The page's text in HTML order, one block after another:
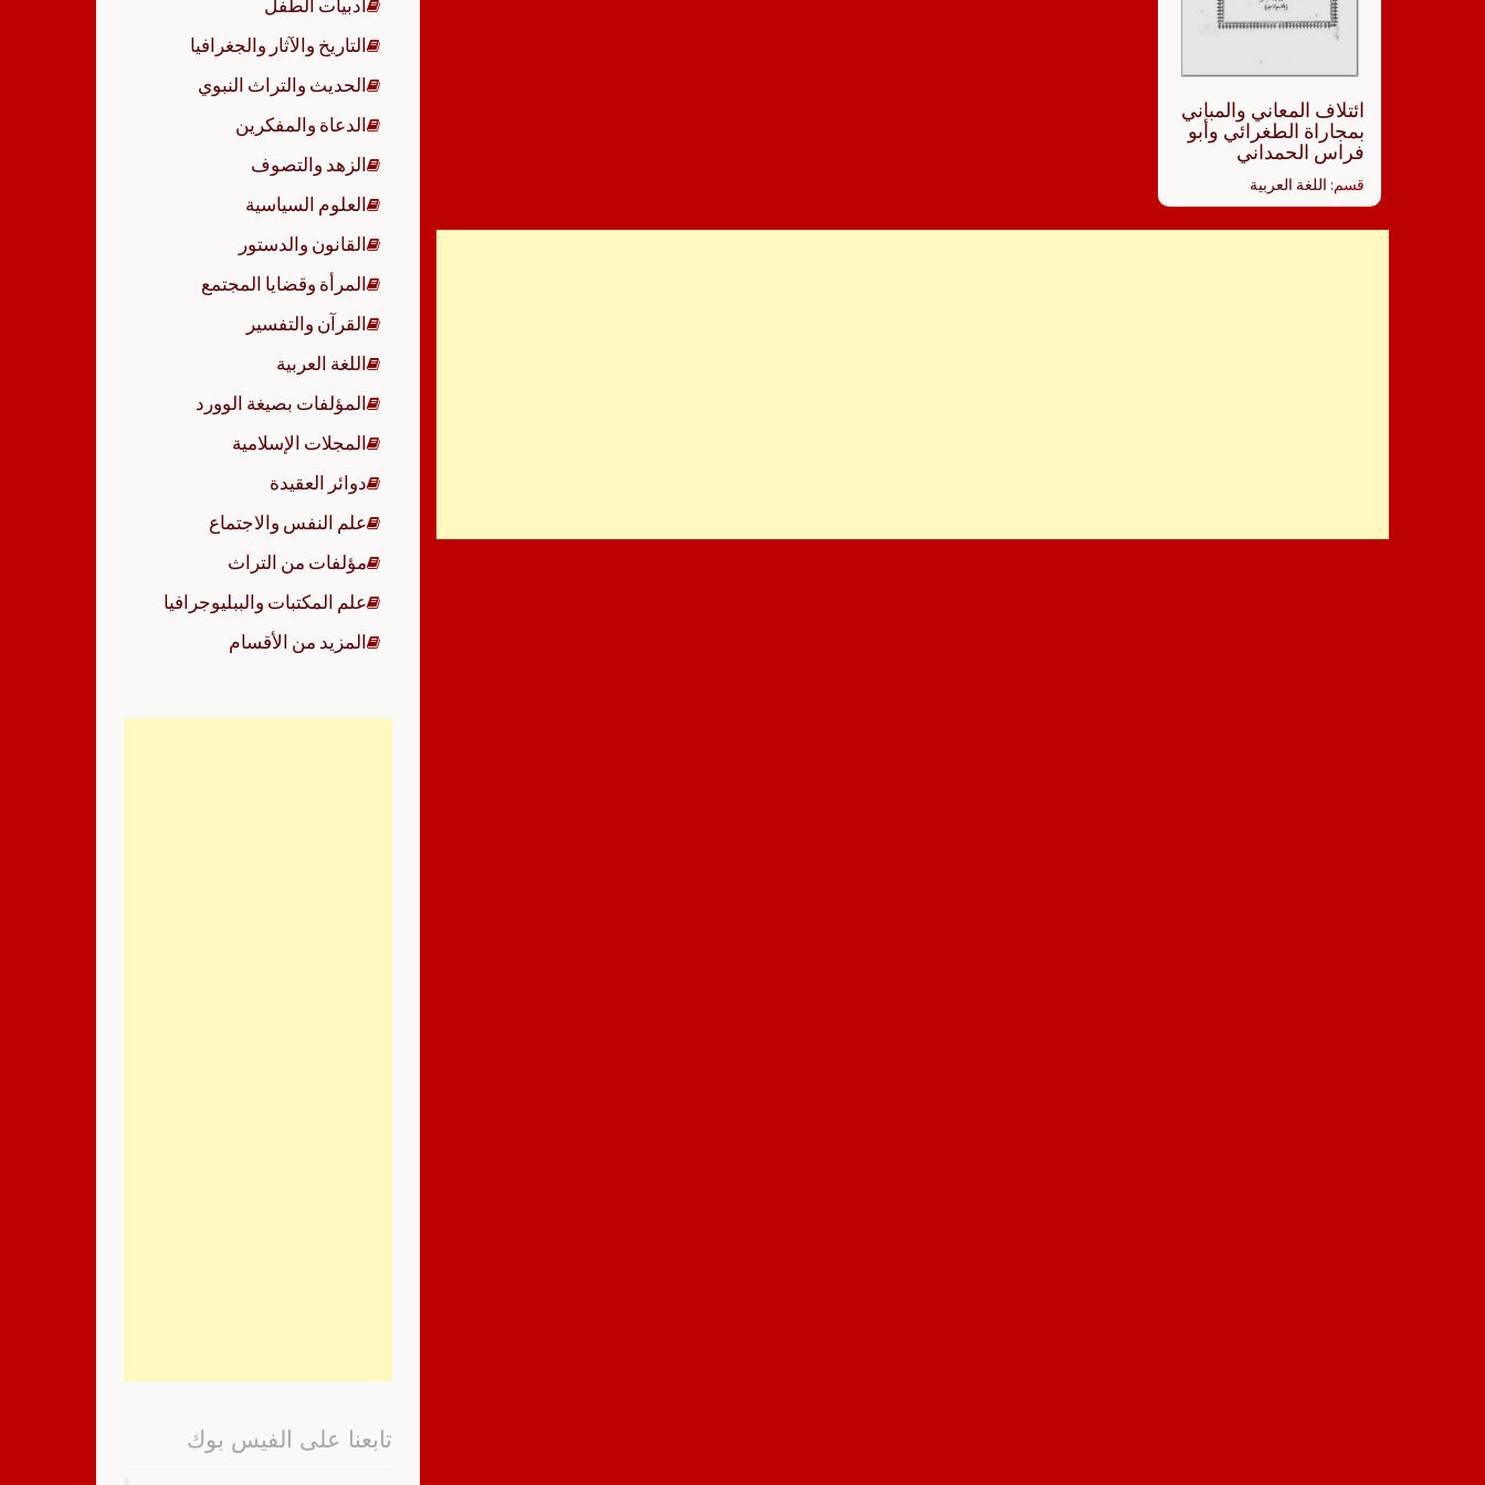
ائتلاف المعاني والمباني
بمجاراة الطغرائي وأبو
فراس الحمداني
قسم: اللغة العربية
أدبيات الطفل
التاريخ والآثار والجغرافيا
الحديث والتراث النبوي
الدعاة والمفكرين
الزهد والتصوف
العلوم السياسية
القانون والدستور
المرأة وقضايا المجتمع
القرآن والتفسير
اللغة العربية
المؤلفات بصيغة الوورد
المجلات الإسلامية
دوائر العقيدة
علم النفس والاجتماع
مؤلفات من التراث
علم المكتبات والببليوجرافيا
المزيد من الأقسام
تابعنا على الفيس بوك